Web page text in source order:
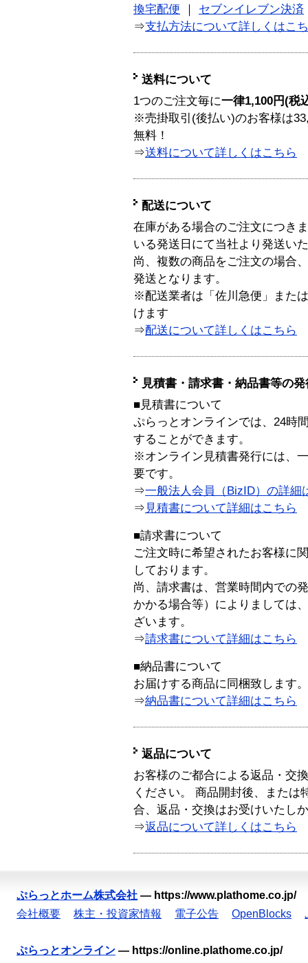
換宅配便
セブンイレブン決済
⇒支払方法について詳しくはこ
送料について
1つのご注文毎に一律1,100円(税
※売掛取引(後払い)のお客様は
無料！
⇒送料について詳しくはこちら
配送について
在庫がある場合のご注文につき
いる発送日にて当社より発送い
尚、複数の商品をご注文の場合
発送となります。
※配送業者は「佐川急便」また
けます
⇒配送について詳しくはこちら
見積書・請求書・納品書等の
■見積書について
ぷらっとオンラインでは、24時
することができます。
※オンライン見積書発行には、
要です。
⇒一般法人会員（BizID）の詳細
⇒ 見積書について詳細はこちら
■請求書について
ご注文時に希望されたお客様に
しております。
尚、請求書は、営業時間内での
かかる場合等）によりましては
ざいます。
⇒請求書について詳細はこちら
■納品書について
お届けする商品に同梱致します。
⇒納品書について詳細はこちら
返品について
お客様のご都合による返品・交
ください。 商品開封後、または
合、返品・交換はお受けいたし
⇒返品について詳しくはこちら
ぷらっとホーム株式会社 — https://www.plathome.co.jp/
会社概要
株主・投資家情報 電子公告 OpenBlocks
ぷらっとオンライン — https://online.plathome.co.jp/